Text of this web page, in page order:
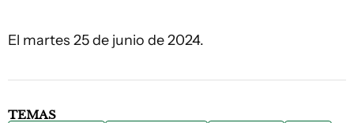
El martes 25 de junio de 2024.
TEMAS